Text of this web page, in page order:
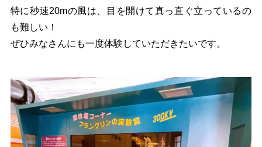
特に秒速20mの風は、目を開けて真っ直ぐ立っているの
も難しい！
ぜひみなさんにも一度体験していただきたいです。